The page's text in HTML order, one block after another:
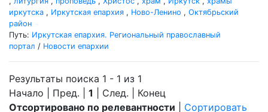
иркутска , Иркутская епархия , Ново-Ленино , Октябрьский
район
Путь: Иркутская епархия. Региональный православный
портал / Новости епархии
Результаты поиска 1 - 1 из 1
Начало | Пред. | 1 | След. | Конец
Отсортировано по релевантности
Сортировать